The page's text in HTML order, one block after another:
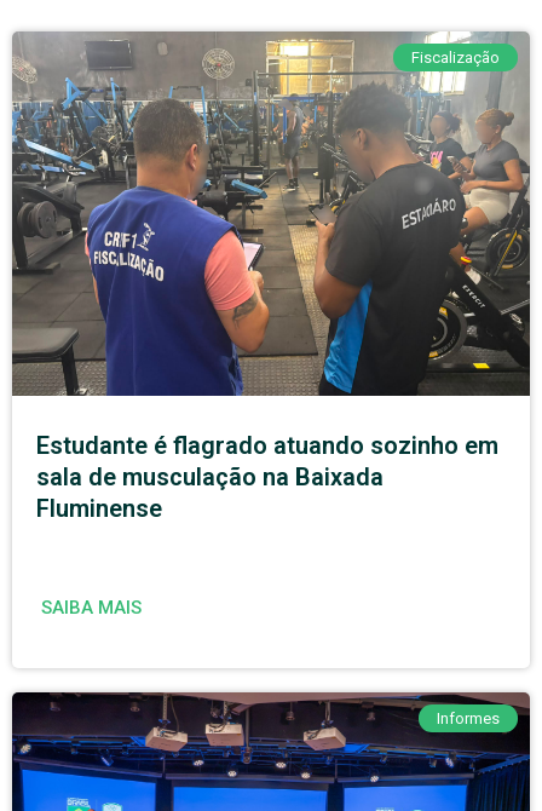
Fiscalização
Estudante é flagrado atuando sozinho em
sala de musculação na Baixada
Fluminense
SAIBA MAIS
Informes